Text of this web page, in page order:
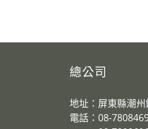
總公司
地址：屏東縣潮
電話：08-